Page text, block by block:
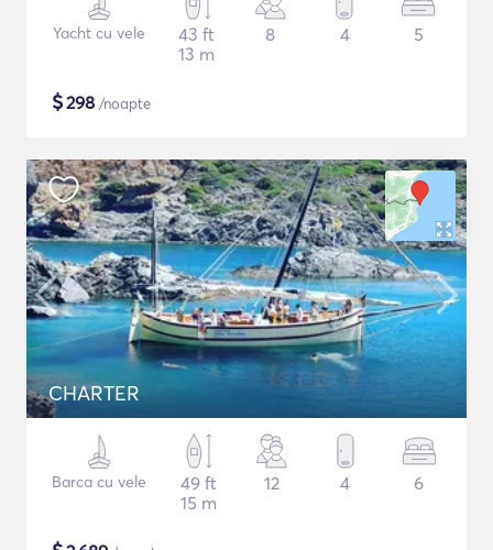
Yacht cu vele
43 ft
13 m
8 4 5
$298 /noapte
CHARTER
Barca cu vele
49 ft
15 m
12 4 6